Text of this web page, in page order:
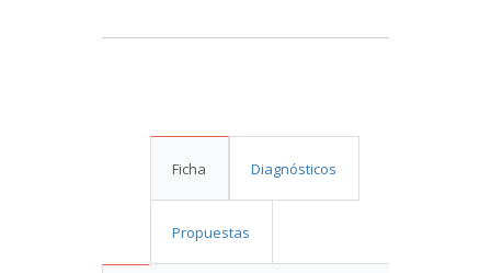
Ficha Diagnósticos
Propuestas